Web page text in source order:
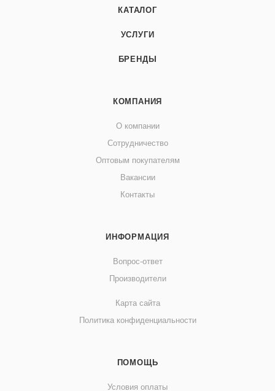
КАТАЛОГ
УСЛУГИ
БРЕНДЫ
КОМПАНИЯ
О компании
Сотрудничество
Оптовым покупателям
Вакансии
Контакты
ИНФОРМАЦИЯ
Вопрос-ответ
Производители
Карта сайта
Политика конфиденциальности
ПОМОЩЬ
Условия оплаты